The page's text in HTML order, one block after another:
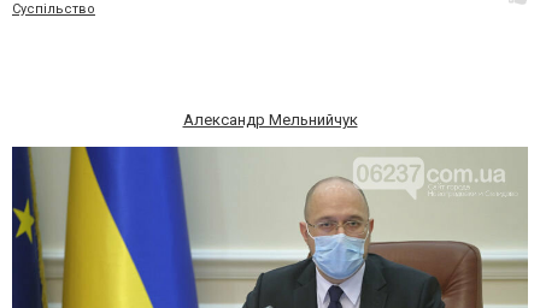
Суспільство
Александр Мельнийчук